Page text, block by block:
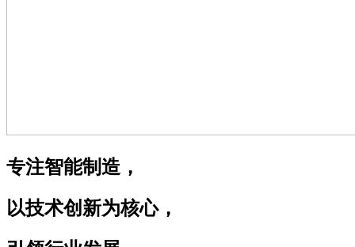
专注智能制造，
以技术创新为核心，